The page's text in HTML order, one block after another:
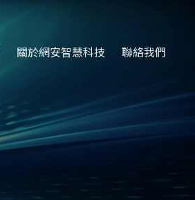
關於網安智慧科技 聯絡我們